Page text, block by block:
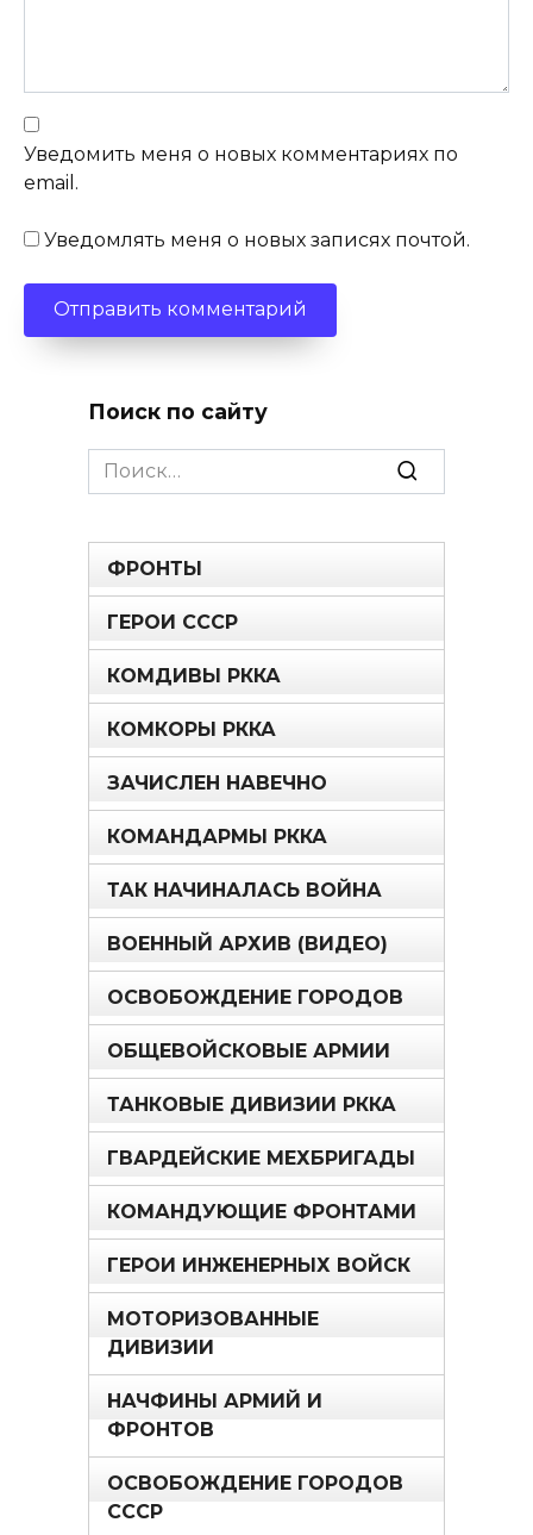
Уведомить меня о новых комментариях по
email.
Уведомлять меня о новых записях почтой.
Поиск по сайту
Search
for:
ФРОНТЫ
ГЕРОИ СССР
КОМДИВЫ РККА
КОМКОРЫ РККА
ЗАЧИСЛЕН НАВЕЧНО
КОМАНДАРМЫ РККА
ТАК НАЧИНАЛАСЬ ВОЙНА
ВОЕННЫЙ АРХИВ (ВИДЕО)
ОСВОБОЖДЕНИЕ ГОРОДОВ
ОБЩЕВОЙСКОВЫЕ АРМИИ
ТАНКОВЫЕ ДИВИЗИИ РККА
ГВАРДЕЙСКИЕ МЕХБРИГАДЫ
КОМАНДУЮЩИЕ ФРОНТАМИ
ГЕРОИ ИНЖЕНЕРНЫХ ВОЙСК
МОТОРИЗОВАННЫЕ
ДИВИЗИИ
НАЧФИНЫ АРМИЙ И
ФРОНТОВ
ОСВОБОЖДЕНИЕ ГОРОДОВ
СССР